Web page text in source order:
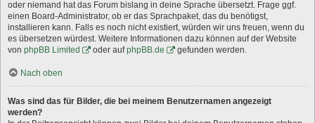
oder niemand hat das Forum bislang in deine Sprache übersetzt. Frage ggf.
einen Board-Administrator, ob er das Sprachpaket, das du benötigst,
installieren kann. Falls es noch nicht existiert, würden wir uns freuen, wenn du
es übersetzen würdest. Weitere Informationen dazu können auf der Website
von phpBB Limited oder aufphpBB.de gefunden werden.
Nach oben
Was sind das für Bilder, die bei meinem Benutzernamen angezeigt
werden?